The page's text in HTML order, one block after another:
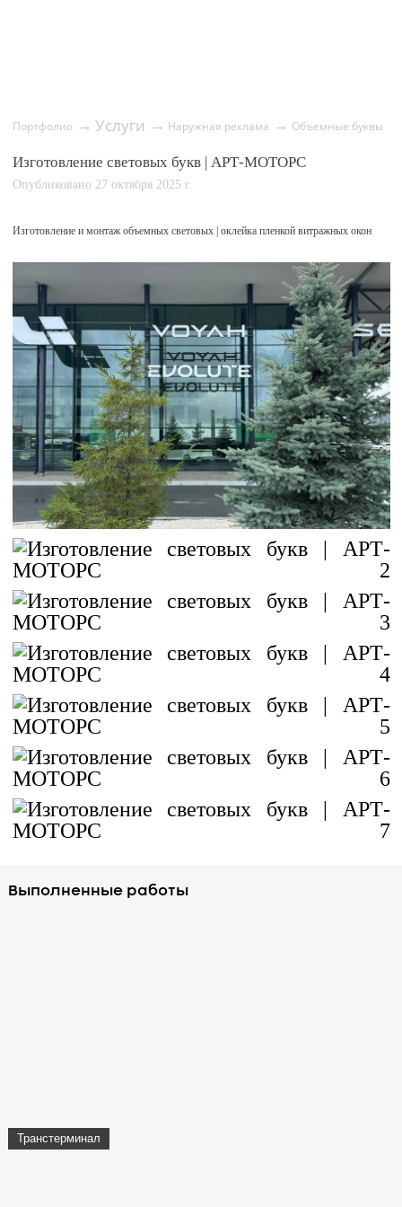
Портфолио → Услуги → Наружная реклама → Объемные буквы
Изготовление световых букв | АРТ-МОТОРС
Опубликовано 27 октября 2025 г.
Изготовление и монтаж объемных световых | оклейка пленкой витражных окон
Выполненные работы
Транстерминал